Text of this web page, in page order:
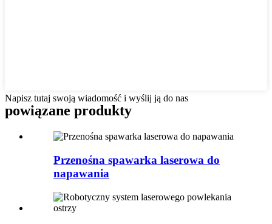
Napisz tutaj swoją wiadomość i wyślij ją do nas
powiązane produkty
Przenośna spawarka laserowa do
napawania